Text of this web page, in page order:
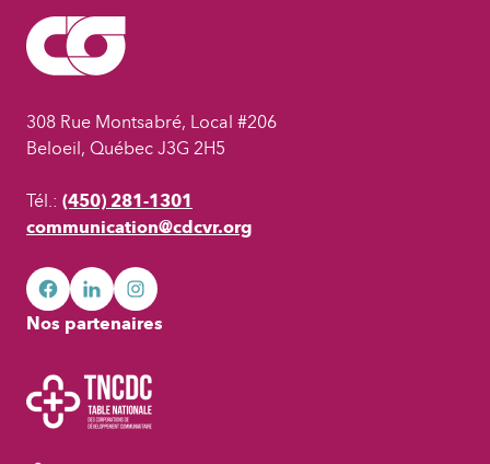
308 Rue Montsabré, Local #206
Beloeil, Québec J3G 2H5
Tél.: (450) 281-1301
communication@cdcvr.org
facebookgoogleplusgoogleplus
Nos partenaires